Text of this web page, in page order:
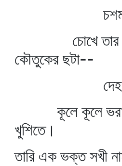
চশমার
চোখে তার
কৌতুকের ছটা--
কূলে কূলে ভরা
খুশিতে।
তারি এক ভক্ত সখী